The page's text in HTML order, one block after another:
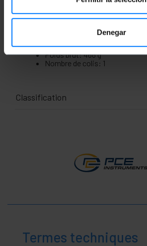
Denegar
Poids brut: 468 g
Nombre de colis: 1
Classification
Termes techniques